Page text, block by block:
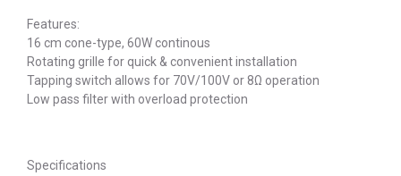
Features:
16 cm cone-type, 60W continous
Rotating grille for quick & convenient installation
Tapping switch allows for 70V/100V or 8Ω operation
Low pass filter with overload protection
Specifications